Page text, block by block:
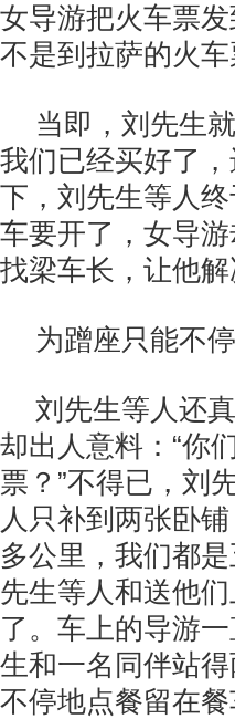
女导游把火车票
不是到拉萨的火车
当即，刘先生
我们已经买好了
下，刘先生等人
车要开了，女导
找梁车长，让他解
为蹭座只能不
刘先生等人还
却出人意料：“你
票？”不得已，刘
人只补到两张卧
多公里，我们都
先生等人和送他
了。车上的导游
生和一名同伴站
不停地点餐留在